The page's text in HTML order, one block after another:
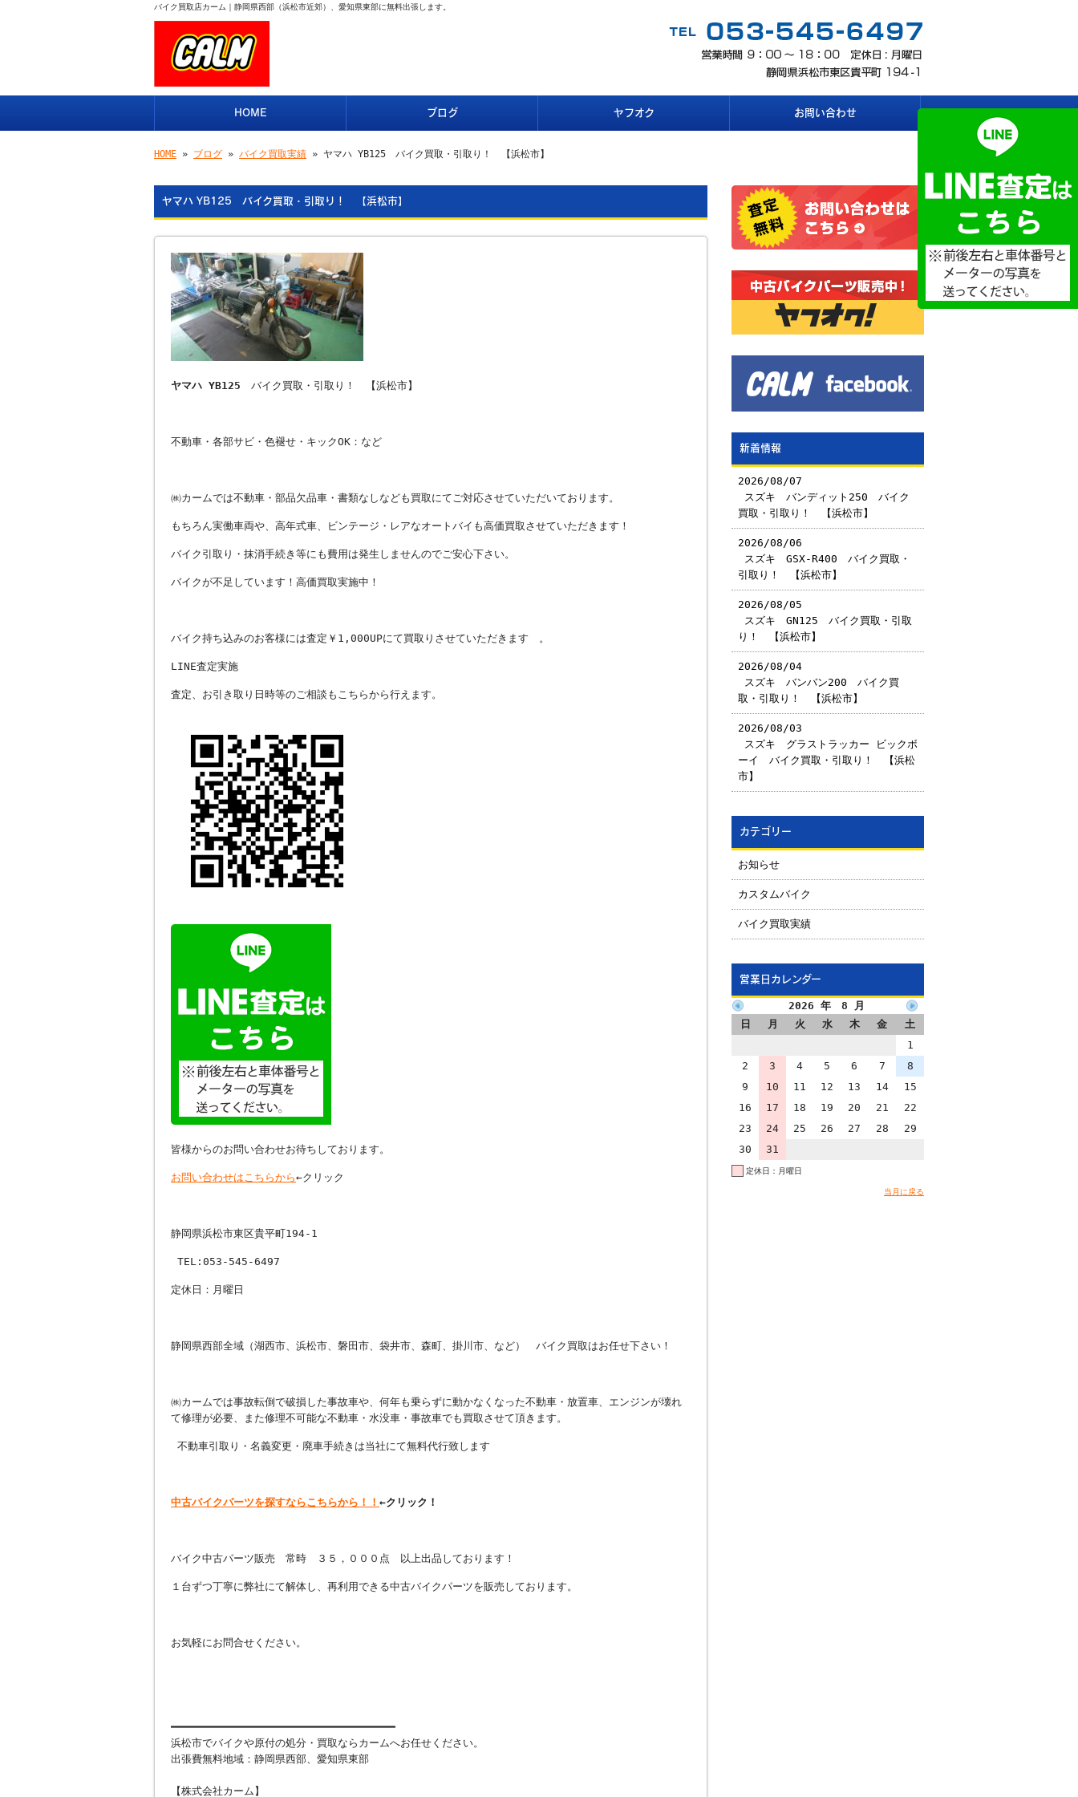
バイク買取店カーム｜静岡県西部（浜松市近郊）、愛知県東部に無料出張します。
HOME ブログ ヤフオク お問い合わせ
HOME » ブログ » バイク買取実績 » ヤマハ YB125 バイク買取・引取り！ 【浜松市】
ヤマハ YB125 バイク買取・引取り！ 【浜松市】
ヤマハ YB125 バイク買取・引取り！ 【浜松市】
不動車・各部サビ・色褪せ・キックOK：など
㈱カームでは不動車・部品欠品車・書類なしなども買取にてご対応させていただいております。
もちろん実働車両や、高年式車、ビンテージ・レアなオートバイも高価買取させていただきます！
バイク引取り・抹消手続き等にも費用は発生しませんのでご安心下さい。
バイクが不足しています！高価買取実施中！
バイク持ち込みのお客様には査定￥1,000UPにて買取りさせていただきます 。
LINE査定実施
査定、お引き取り日時等のご相談もこちらから行えます。
皆様からのお問い合わせお待ちしております。
お問い合わせはこちらから←クリック
静岡県浜松市東区貴平町194-1
TEL:053-545-6497
定休日：月曜日
静岡県西部全域（湖西市、浜松市、磐田市、袋井市、森町、掛川市、など） バイク買取はお任せ下さい！
㈱カームでは事故転倒で破損した事故車や、何年も乗らずに動かなくなった不動車・放置車、エンジンが壊れ
て修理が必要、また修理不可能な不動車・水没車・事故車でも買取させて頂きます。
不動車引取り・名義変更・廃車手続きは当社にて無料代行致します
中古バイクパーツを探すならこちらから！！ ←クリック！
バイク中古パーツ販売 常時 ３５，０００点 以上出品しております！
１台ずつ丁寧に弊社にて解体し、再利用できる中古バイクパーツを販売しております。
お気軽にお問合せください。
━━━━━━━━━━━━━━━━━━━━━━━━━━━━━━━━━━━
浜松市でバイクや原付の処分・買取ならカームへお任せください。
出張費無料地域：静岡県西部、愛知県東部
【株式会社カーム】
新着情報
2026/08/07
￼スズキ バンディット250 バイク
買取・引取り！ 【浜松市】
2026/08/06
￼スズキ GSX-R400 バイク買取・
引取り！ 【浜松市】
2026/08/05
￼スズキ GN125 バイク買取・引取
り！ 【浜松市】
2026/08/04
￼スズキ バンバン200 バイク買
取・引取り！ 【浜松市】
2026/08/03
￼スズキ グラストラッカー ビックボ
ーイ バイク買取・引取り！ 【浜松
市】
カテゴリー
お知らせ
カスタムバイク
バイク買取実績
営業日カレンダー
2026 年 8 月
日
月 火 水 木 金
土
1
2
3 4 5 6 7
8
9
10 11 12 13 14
15
16
17 18 19 20 21
22
23
24 25 26 27 28
29
30
31
定休日：月曜日
当月に戻る